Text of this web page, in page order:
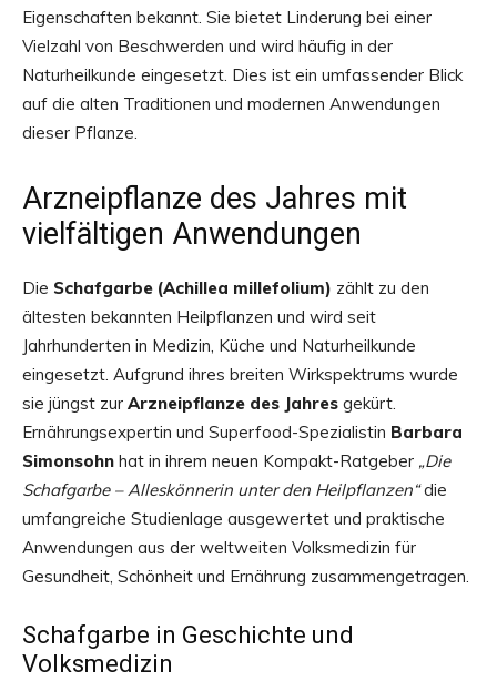
Eigenschaften bekannt. Sie bietet Linderung bei einer
Vielzahl von Beschwerden und wird häufig in der
Naturheilkunde eingesetzt. Dies ist ein umfassender Blick
auf die alten Traditionen und modernen Anwendungen
dieser Pflanze.
Arzneipflanze des Jahres mit
vielfältigen Anwendungen
Die Schafgarbe (Achillea millefolium) zählt zu den
ältesten bekannten Heilpflanzen und wird seit
Jahrhunderten in Medizin, Küche und Naturheilkunde
eingesetzt. Aufgrund ihres breiten Wirkspektrums wurde
sie jüngst zur Arzneipflanze des Jahres gekürt.
Ernährungsexpertin und Superfood-Spezialistin Barbara
Simonsohn hat in ihrem neuen Kompakt-Ratgeber „Die
Schafgarbe – Alleskönnerin unter den Heilpflanzen“die
umfangreiche Studienlage ausgewertet und praktische
Anwendungen aus der weltweiten Volksmedizin für
Gesundheit, Schönheit und Ernährung zusammengetragen.
Schafgarbe in Geschichte und
Volksmedizin